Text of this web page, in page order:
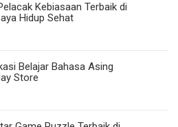
Kebiasaan Terbaik di
Hidup Sehat
Belajar Bahasa Asing
Store